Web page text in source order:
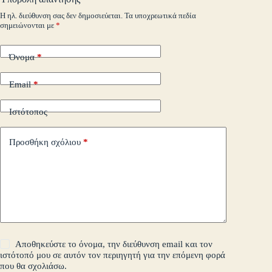
m
εί
Η ηλ. διεύθυνση σας δεν δημοσιεύεται. Τα υποχρεωτικά πεδία
σημειώνονται με *
Όνομα*
Email*
Ιστότοπος
Προσθήκη σχόλιου *
Αποθηκεύστε το όνομα, την διεύθυνση email και τον
ιστότοπό μου σε αυτόν τον περιηγητή για την επόμενη φορά
που θα σχολιάσω.